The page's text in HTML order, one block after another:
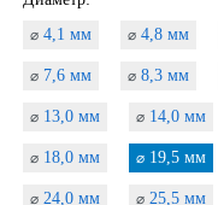
⌀ 4,1 мм ⌀ 4,8 мм
⌀ 7,6 мм ⌀ 8,3 мм
⌀ 13,0 мм ⌀ 14,0 мм
⌀ 18,0 мм ⌀ 19,5 мм
⌀ 24,0 мм ⌀ 25,5 мм